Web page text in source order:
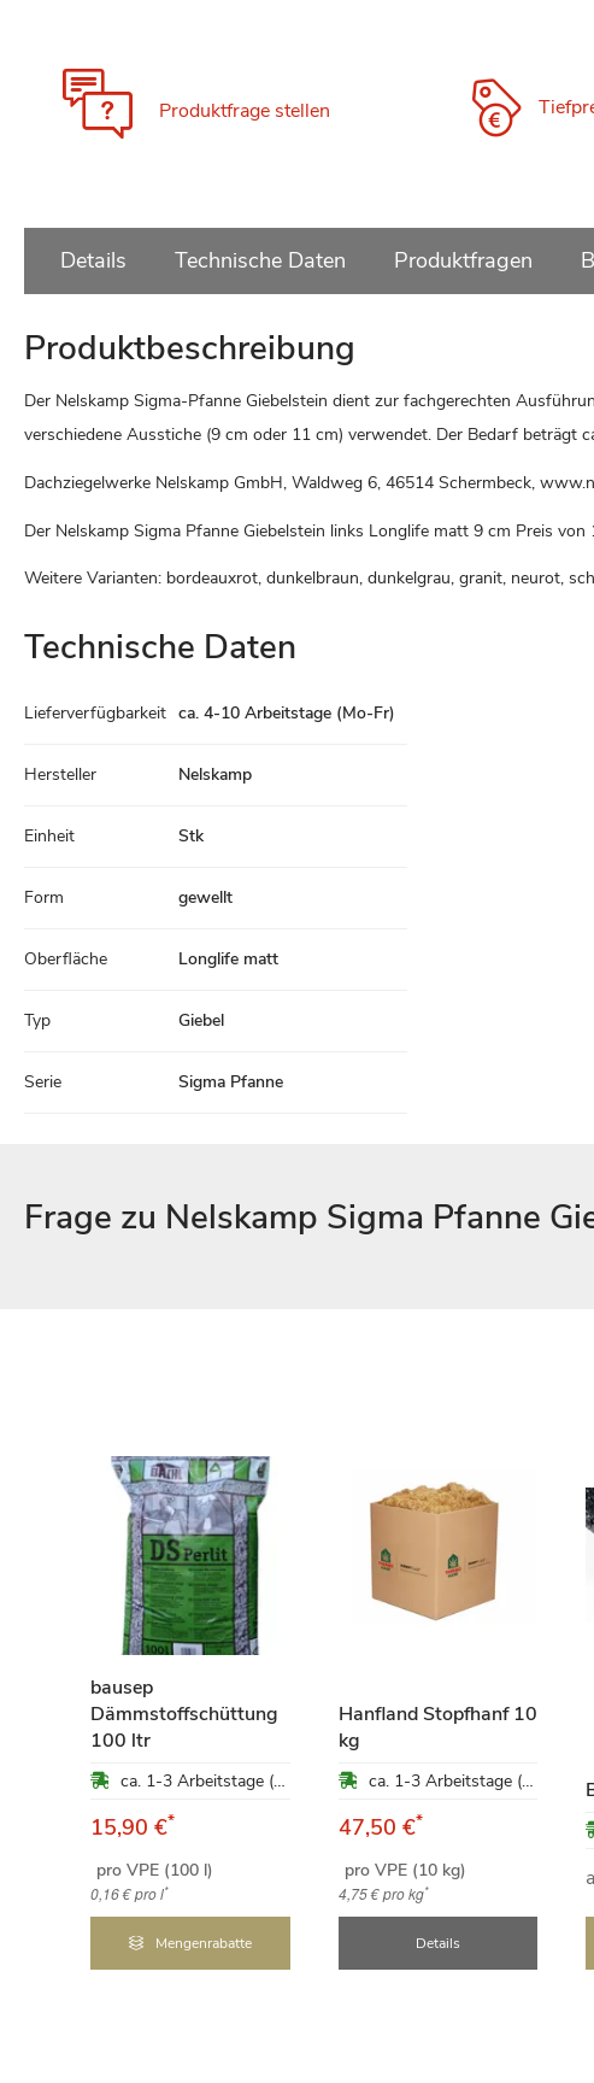
Bildgalerie
springen
Produktfrage stellen
Details Technische Daten Produktfragen
Produktbeschreibung
Der Nelskamp Sigma-Pfanne Giebelstein dient zur fachgerechten
verschiedene Ausstiche (9 cm oder 11 cm) verwendet. Der Bedarf beträgt
Dachziegelwerke Nelskamp GmbH, Waldweg 6, 46514 Schermbeck,
Der Nelskamp Sigma Pfanne Giebelstein links Longlife matt 9 cm Preis von
Weitere Varianten: bordeauxrot, dunkelbraun, dunkelgrau, granit, neurot,
Technische Daten
Daten
Lieferverfügbarkeit ca. 4-10 Arbeitstage (Mo-Fr)
Hersteller Nelskamp
Einheit Stk
Form gewellt
Oberfläche Longlife matt
Typ Giebel
Serie Sigma Pfanne
Frage zu Nelskamp Sigma Pfanne
bausep
Dämmstoffschüttung
100 ltr
ca. 1-3 Arbeitstage (Mo-Fr)
15,90 €*
pro VPE (100 l)
0,16 €pro l*
Mengenrabatte
Hanfland Stopfhanf 10
kg
ca. 1-3 Arbeitstage (Mo-Fr)
47,50 €*
pro VPE (10 kg)
4,75 €pro kg*
Details